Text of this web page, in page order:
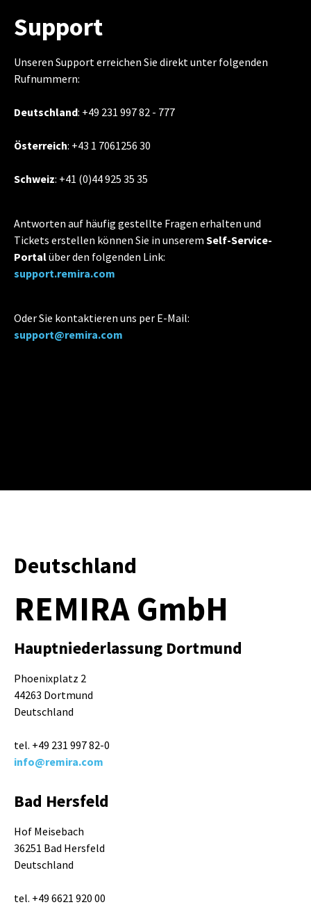
Support
Unseren Support erreichen Sie direkt unter folgenden
Rufnummern:
Deutschland: +49 231 997 82 - 777
Österreich: +43 1 7061256 30
Schweiz: +41 (0)44 925 35 35
Antworten auf häufig gestellte Fragen erhalten und
Tickets erstellen können Sie in unserem Self-Service-
Portalüber den folgenden Link:
support.remira.com
Oder Sie kontaktieren uns per E-Mail:
support@remira.com
Deutschland
REMIRA GmbH
Hauptniederlassung Dortmund
Phoenixplatz 2
44263 Dortmund
Deutschland
tel. +49 231 997 82-0
info@remira.com
Bad Hersfeld
Hof Meisebach
36251 Bad Hersfeld
Deutschland
tel. +49 6621 920 00